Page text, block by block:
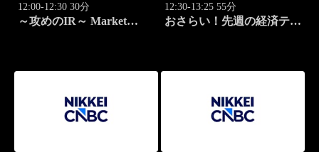
12:00-12:30 30分
～攻めのIR～ Market
12:30-13:25 55分
おさらい！先週の経済テー